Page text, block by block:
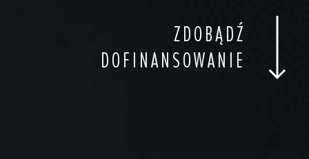
ZDOBĄDŹ
DOFINANSOWANIE